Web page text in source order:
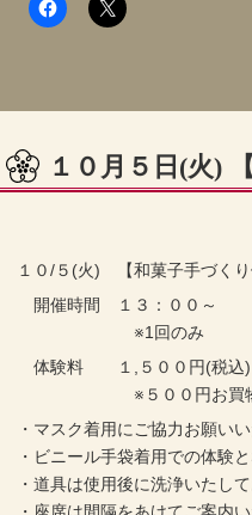
１０月５日(火)
１０/５(火) 【和菓子手づくり
開催時間 １３：００～
※1回のみ
体験料 １,５００円(税込)
※５００円お買物
・マスク着用にご協力お願いい
・ビニール手袋着用での体験と
・道具は使用後に洗浄いたして
・座席は間隔をあけてご案内